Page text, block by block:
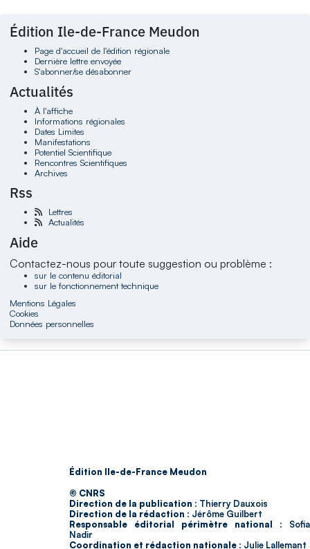
Édition Ile-de-France Meudon
Page d'accueil de l'édition régionale
Dernière lettre envoyée
S'abonner/se désabonner
Actualités
À l'affiche
Informations régionales
Dates Limites
Manifestations
Potentiel Scientifique
Rencontres Scientifiques
Archives
Rss
Lettres
Actualités
Aide
Contactez-nous pour toute suggestion ou problème :
sur le contenu éditorial
sur le fonctionnement technique
Mentions Légales
Cookies
Données personnelles
Édition Ile-de-France Meudon
© CNRS
Direction de la publication : Thierry Dauxois
Direction de la rédaction : Jérôme Guilbert
Responsable éditorial périmètre national : Sofia
Nadir
Coordination et rédaction nationale : Julie Lallemant